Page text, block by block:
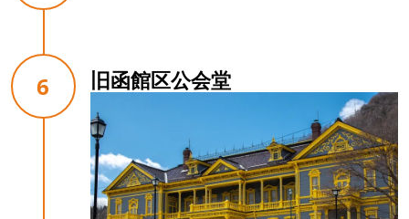
6 旧函館区公会堂